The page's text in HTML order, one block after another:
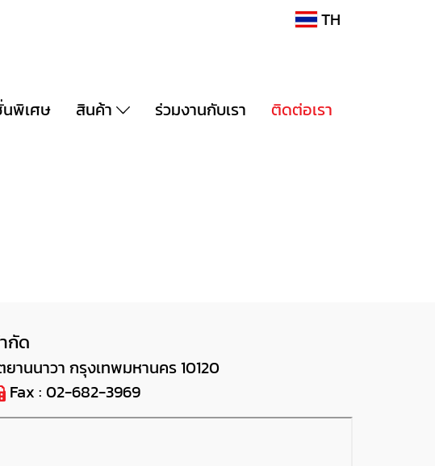
TH
นพิเศษ สินค้า ร่วมงานกับเรา ติดต่อเรา
กัด
นนาวา กรุงเทพมหานคร 10120
Fax : 02-682-3969